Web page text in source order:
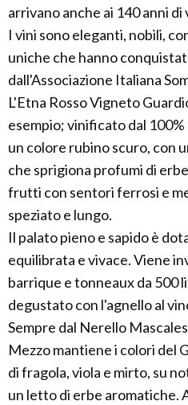
arrivano anche ai 140 anni di
I vini sono eleganti, nobili,
uniche che hanno
dall'Associazione Italiana
L'Etna Rosso Vigneto
esempio; vinificato dal
un colore rubino scuro, con
che sprigiona profumi di
frutti con sentori ferrosi e
speziato e lungo.
Il palato pieno e sapido è
equilibrata e vivace. Viene
barrique e tonneaux da 500
degustato con l'agnello al
Sempre dal Nerello
Mezzo mantiene i colori del
di fragola, viola e mirto, su
un letto di erbe aromatiche.